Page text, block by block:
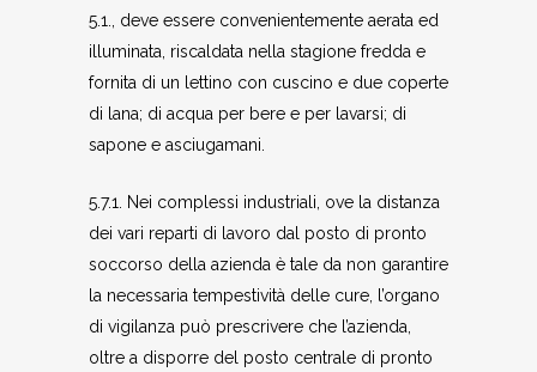
5.1., deve essere convenientemente aerata ed
illuminata, riscaldata nella stagione fredda e
fornita di un lettino con cuscino e due coperte
di lana; di acqua per bere e per lavarsi; di
sapone e asciugamani.
5.7.1. Nei complessi industriali, ove la distanza
dei vari reparti di lavoro dal posto di pronto
soccorso della azienda è tale da non garantire
la necessaria tempestività delle cure, l’organo
di vigilanza può prescrivere che l’azienda,
oltre a disporre del posto centrale di pronto